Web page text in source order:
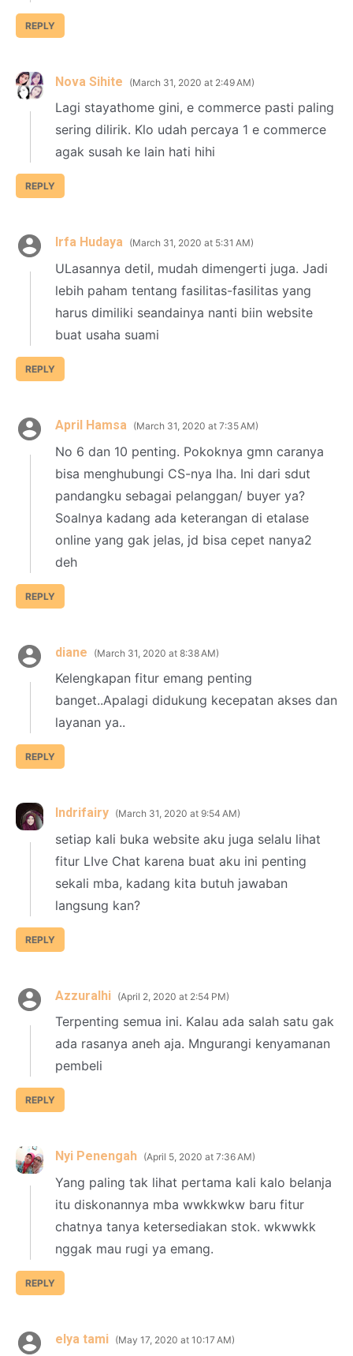
REPLY
Nova Sihite March 31, 2020 at 2:49 AM
Lagi stayathome gini, e commerce pasti paling
sering dilirik. Klo udah percaya 1 e commerce
agak susah ke lain hati hihi
REPLY
Irfa Hudaya March 31, 2020 at 5:31 AM
ULasannya detil, mudah dimengerti juga. Jadi
lebih paham tentang fasilitas-fasilitas yang
harus dimiliki seandainya nanti biin website
buat usaha suami
REPLY
April Hamsa March 31, 2020 at 7:35 AM
No 6 dan 10 penting. Pokoknya gmn caranya
bisa menghubungi CS-nya lha. Ini dari sdut
pandangku sebagai pelanggan/ buyer ya?
Soalnya kadang ada keterangan di etalase
online yang gak jelas, jd bisa cepet nanya2
deh
REPLY
diane March 31, 2020 at 8:38 AM
Kelengkapan fitur emang penting
banget..Apalagi didukung kecepatan akses dan
layanan ya..
REPLY
Indrifairy March 31, 2020 at 9:54 AM
setiap kali buka website aku juga selalu lihat
fitur LIve Chat karena buat aku ini penting
sekali mba, kadang kita butuh jawaban
langsung kan?
REPLY
Azzuralhi April 2, 2020 at 2:54 PM
Terpenting semua ini. Kalau ada salah satu gak
ada rasanya aneh aja. Mngurangi kenyamanan
pembeli
REPLY
Nyi Penengah April 5, 2020 at 7:36 AM
Yang paling tak lihat pertama kali kalo belanja
itu diskonannya mba wwkkwkw baru fitur
chatnya tanya ketersediakan stok. wkwwkk
nggak mau rugi ya emang.
REPLY
elya tami May 17, 2020 at 10:17 AM